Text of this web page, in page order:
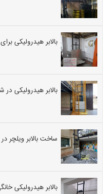
بالابر هیدرولیکی
بالابر هیدرولیکی
ساخت بالابر ویلچر
بالابر هیدرولیکی